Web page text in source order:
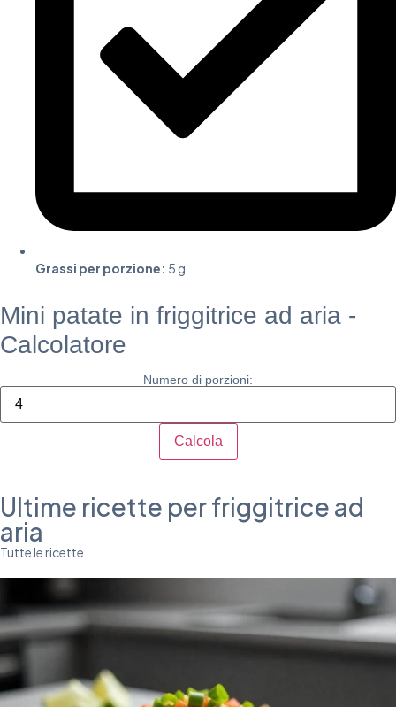
Grassi per porzione: 5 g
Mini patate in friggitrice ad aria -
Calcolatore
Numero di porzioni:
Calcola
Ultime ricette per friggitrice ad
aria
Tutte le ricette